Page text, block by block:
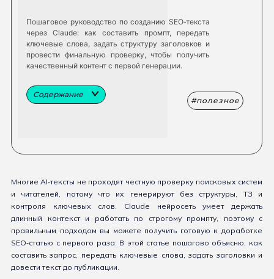
Пошаговое руководство по созданию SEO‑текста
через Claude: как составить промпт, передать
ключевые слова, задать структуру заголовков и
провести финальную проверку, чтобы получить
качественный контент с первой генерации.
Содержание
полезное
Многие AI‑тексты не проходят честную проверку поисковых систем
и читателей, потому что их генерируют без структуры, ТЗ и
контроля ключевых слов. Claude нейросеть умеет держать
длинный контекст и работать по строгому промпту, поэтому с
правильным подходом вы можете получить готовую к доработке
SEO‑статью с первого раза. В этой статье пошагово объясню, как
составить запрос, передать ключевые слова, задать заголовки и
довести текст до публикации.